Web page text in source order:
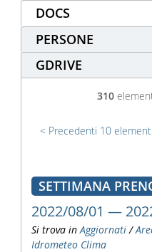
DOCS
PERSONE
GDRIVE
310
Precedenti 10 elementi
SETTIMANA
2022/08/01 —
Si trova in Aggiornati /
Idrometeo Clima